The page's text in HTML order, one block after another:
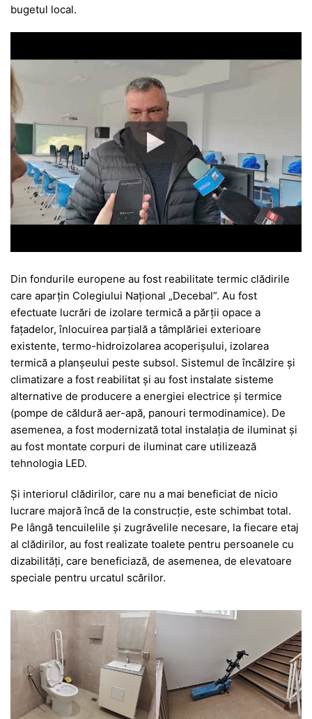
bugetul local.
Din fondurile europene au fost reabilitate termic clădirile
care aparțin Colegiului Național „Decebal”. Au fost
efectuate lucrări de izolare termică a părții opace a
fațadelor, înlocuirea parțială a tâmplăriei exterioare
existente, termo-hidroizolarea acoperișului, izolarea
termică a planșeului peste subsol. Sistemul de încălzire și
climatizare a fost reabilitat și au fost instalate sisteme
alternative de producere a energiei electrice și termice
(pompe de căldură aer-apă, panouri termodinamice). De
asemenea, a fost modernizată total instalația de iluminat și
au fost montate corpuri de iluminat care utilizează
tehnologia LED.
Și interiorul clădirilor, care nu a mai beneficiat de nicio
lucrare majoră încă de la construcție, este schimbat total.
Pe lângă tencuilelile și zugrăvelile necesare, la fiecare etaj
al clădirilor, au fost realizate toalete pentru persoanele cu
dizabilități, care beneficiază, de asemenea, de elevatoare
speciale pentru urcatul scărilor.